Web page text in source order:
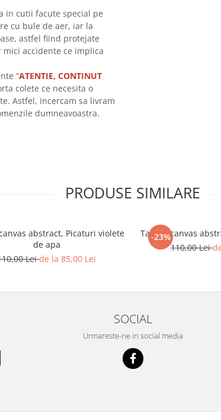
in cutii facute special pe
cu bule de aer, iar la
astfel fiind protejate
accidente ce implica
”ATENTIE, CONTINUT
colete ce necesita o
Astfel, incercam sa livram
dumneavoastra.
PRODUSE SIMILARE
abstract, Picaturi violete
de apa
Leide la 85,00 Lei
-23%
Tablou canvas
110,00 Lei
SOCIAL
Urmareste-ne in social media